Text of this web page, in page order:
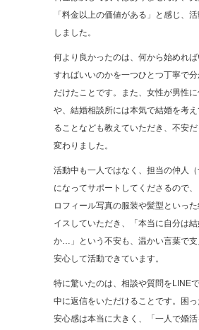
「料金以上の価値がある」と感じ、
しました。
何より良かったのは、何から始めれ
すればいいのかを一つひとつ丁寧で
だけたことです。また、女性が男性
や、結婚相談所には本気で結婚を考
ることなども教えていただき、不安
変わりました。
活動中も一人ではなく、担当の仲人
になってサポートしてくださるので
ロフィール写真の服装や髪型といっ
イスしていただき、「本当に自分は
か…」という不安も、温かい言葉で
安心して活動できています。
特に驚いたのは、相談や質問をLINE
中に返信をいただけることです。困
安心感は本当に大きく、「一人で婚